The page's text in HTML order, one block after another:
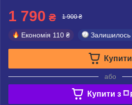
1 790 ₴ 1 900 ₴
Економія 110 ₴ Залишилось
Купити
або
Купити з